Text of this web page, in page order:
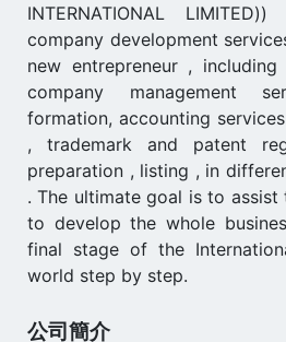
INTERNATIONAL
company development
new entrepreneur ,
company management
formation, accounting
, trademark and patent
preparation , listing , in
. The ultimate goal is to assist
to develop the whole
final stage of the
world step by step.
公司簡介